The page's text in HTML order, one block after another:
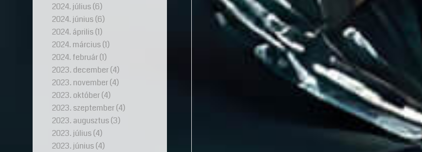
2024. július(6)
2024. június(6)
2024. április(1)
2024. március(1)
2024. február(1)
2023. december(4)
2023. november(4)
2023. október(4)
2023. szeptember(4)
2023. augusztus(3)
2023. július(4)
2023. június(4)